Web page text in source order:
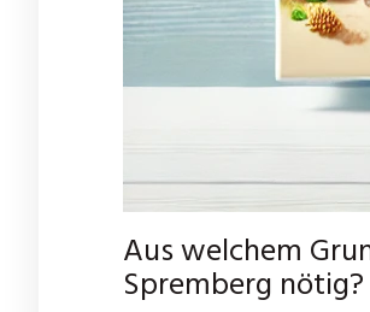
Aus welchem
Spremberg nötig?